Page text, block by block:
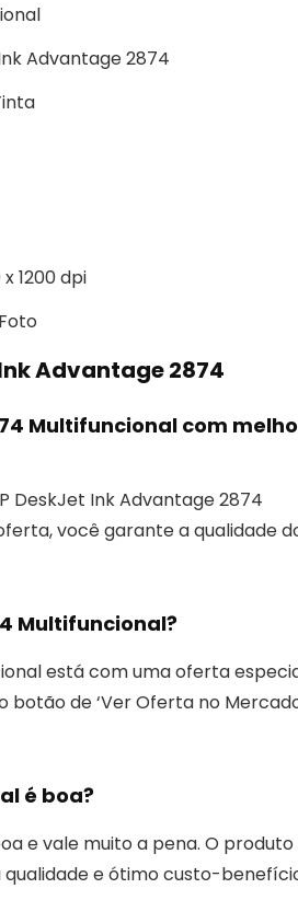
Advantage 2874
1200 dpi
Advantage 2874
Multifuncional com
DeskJet Ink Advantage 2874
você garante a qualidade
Multifuncional?
está com uma oferta
botão de ‘Ver Oferta no
é boa?
e vale muito a pena. O produto
e ótimo custo-